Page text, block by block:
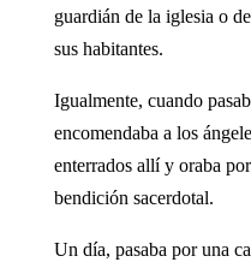
guardián de la iglesia o
sus habitantes.
Igualmente, cuando
encomendaba a los
enterrados allí y oraba
bendición sacerdotal.
Un día, pasaba por una